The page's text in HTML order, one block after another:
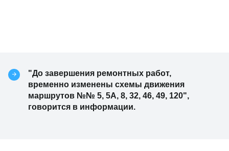
"До завершения ремонтных работ,
временно изменены схемы движения
маршрутов №№ 5, 5А, 8, 32, 46, 49, 120",
говорится в информации.